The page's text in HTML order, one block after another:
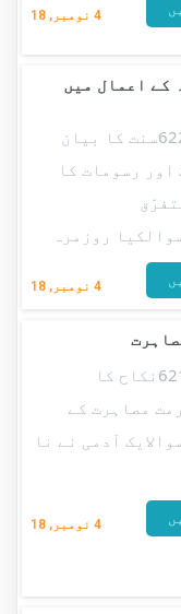
4 نومبر, 18
کے اعمال میں
4 نومبر, 18
62267/57سنت کا بیان
اور رسومات کا
روزمرہ
4 نومبر, 18
62110/57نکاح کا
مصاہرت کے
آدمی نے نا